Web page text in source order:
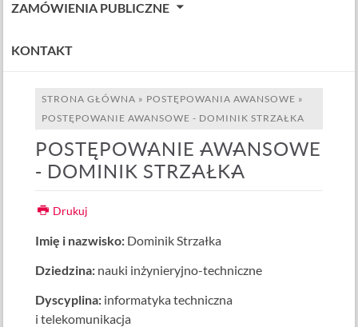
ZAMÓWIENIA PUBLICZNE
KONTAKT
STRONA GŁÓWNA » POSTĘPOWANIA AWANSOWE »
POSTĘPOWANIE AWANSOWE - DOMINIK STRZAŁKA
POSTĘPOWANIE AWANSOWE
- DOMINIK STRZAŁKA
Drukuj
Imię i nazwisko: Dominik Strzałka
Dziedzina: nauki inżynieryjno-techniczne
Dyscyplina: informatyka techniczna
i telekomunikacja